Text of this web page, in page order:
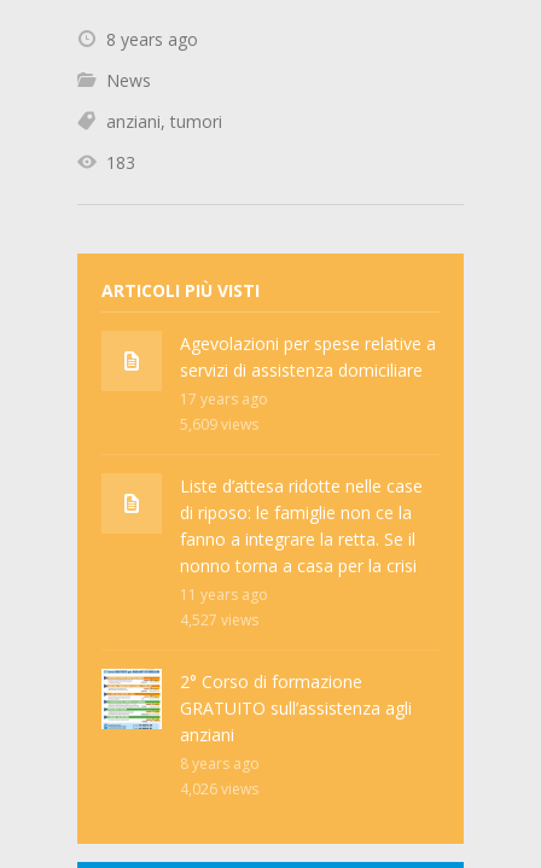
8 years ago
News
anziani, tumori
183
ARTICOLI PIÙ VISTI
Agevolazioni per spese relative a
servizi di assistenza domiciliare
17 years ago
5,609views
Liste d’attesa ridotte nelle case
di riposo: le famiglie non ce la
fanno a integrare la retta. Se il
nonno torna a casa per la crisi
11 years ago
4,527 views
2° Corso di formazione
GRATUITO sull’assistenza agli
anziani
8 years ago
4,026views